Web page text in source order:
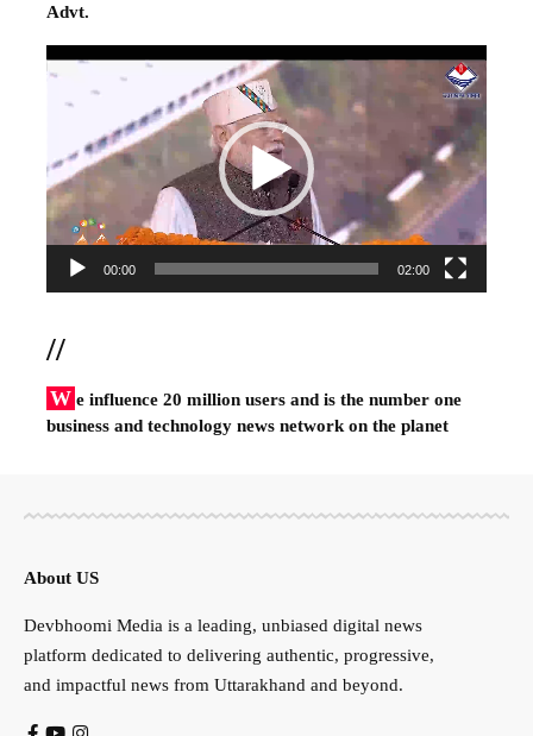
Advt.
Video
00:00 02:00
//
W e influence 20 million users and is the number one
business and technology news network on the planet
About US
Devbhoomi Media is a leading, unbiased digital news
platform dedicated to delivering authentic, progressive,
and impactful news from Uttarakhand and beyond.